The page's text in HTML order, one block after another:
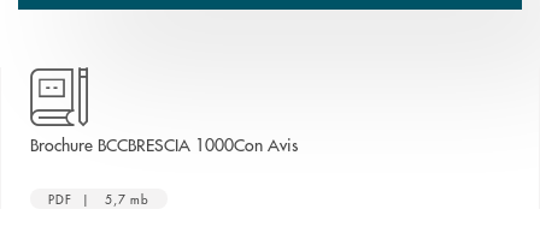
Brochure BCCBRESCIA 1000Con Avisapre una nuova finestra
PDF | 5,7 mb